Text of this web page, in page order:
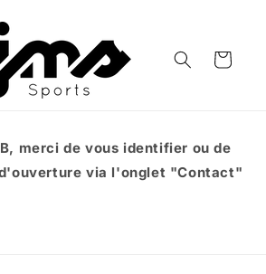
Panier
merci de vous identifier ou de
via l'onglet "Contact"